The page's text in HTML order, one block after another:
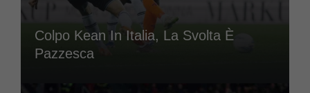
Colpo Kean In Italia, La Svolta È
Pazzesca